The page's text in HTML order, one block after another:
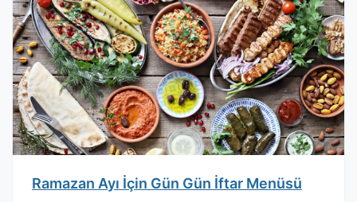
Ramazan Ayı İçin Gün Gün İftar Menüsü